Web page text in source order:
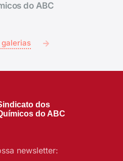
do ABC
dos
do ABC
newsletter: